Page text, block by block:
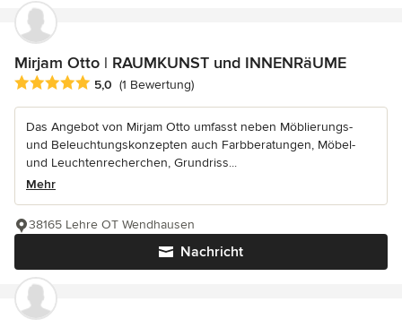
Mirjam Otto | RAUMKUNST und INNENRäUME
Durchschnittliche Bewertung: 5 von 5 Sternen
5,0 (1 Bewertung)
Das Angebot von Mirjam Otto umfasst neben Möblierungs-
und Beleuchtungskonzepten auch Farbberatungen, Möbel-
und Leuchtenrecherchen, Grundriss...
Mehr
Nachricht
38165 Lehre OT Wendhausen